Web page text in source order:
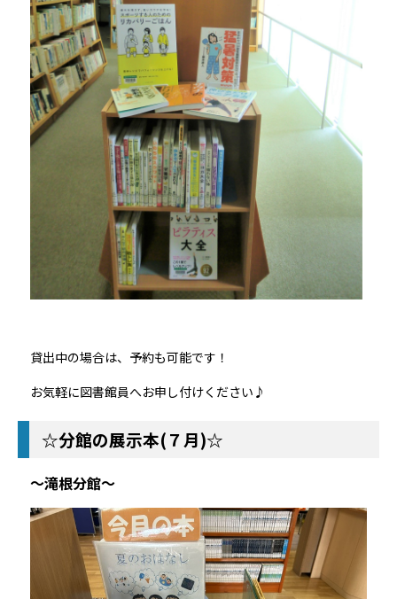
貸出中の場合は、予約も可能です！
お気軽に図書館員へお申し付けください♪
☆分館の展示本(７月)☆
～滝根分館～